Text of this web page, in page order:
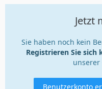
Jetzt
Sie haben noch kein
Registrieren Sie sich
unserer
Benutzerkonto